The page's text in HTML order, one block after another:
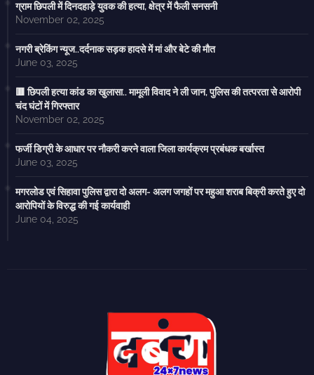
ग्राम छिपली में दिनदहाड़े युवक की हत्या, क्षेत्र में फैली सनसनी
November 02, 2025
नगरी ब्रेकिंग न्यूज..दर्दनाक सड़क हादसे में मां और बेटे की मौत
June 03, 2025
🟥 छिपली हत्या कांड का खुलासा.. मामूली विवाद ने ली जान, पुलिस की तत्परता से आरोपी
चंद घंटों में गिरफ्तार
November 02, 2025
फर्जी डिग्री के आधार पर नौकरी करने वाला जिला कार्यक्रम प्रबंधक बर्खास्त
June 03, 2025
मगरलोड एवं सिहावा पुलिस द्वारा दो अलग- अलग जगहों पर महुआ शराब बिक्री करते हुए दो
आरोपियों के विरुद्ध की गई कार्यवाही
June 04, 2025